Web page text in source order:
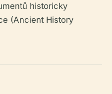
historicky
(Ancient History